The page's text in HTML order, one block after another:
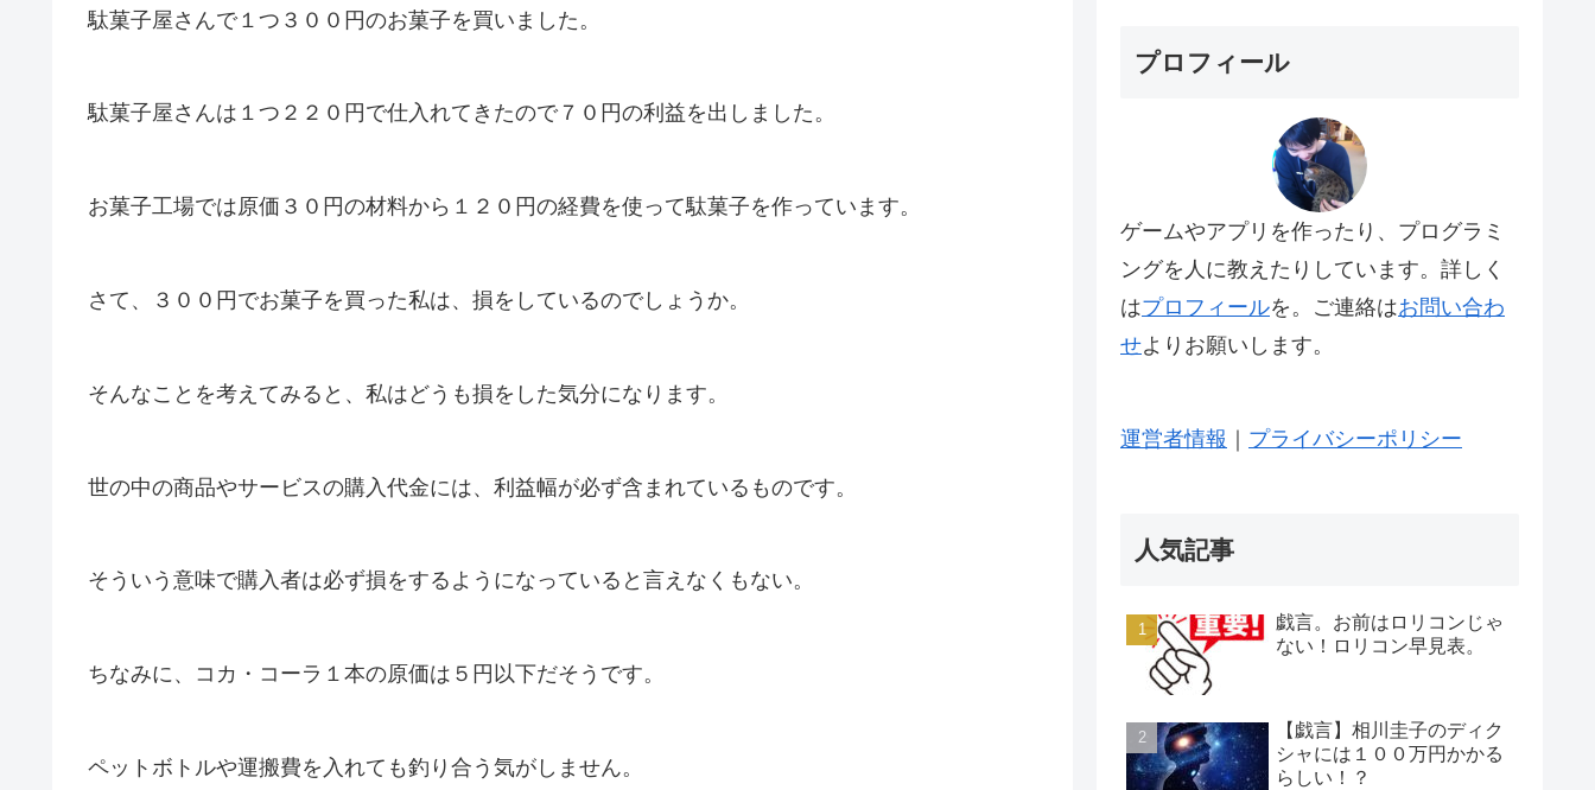
駄菓子屋さんで１つ３００円のお菓子を買いました。
駄菓子屋さんは１つ２２０円で仕入れてきたので７０円の利益を出しました。
お菓子工場では原価３０円の材料から１２０円の経費を使って駄菓子を作っています。
さて、３００円でお菓子を買った私は、損をしているのでしょうか。
そんなことを考えてみると、私はどうも損をした気分になります。
世の中の商品やサービスの購入代金には、利益幅が必ず含まれているものです。
そういう意味で購入者は必ず損をするようになっていると言えなくもない。
ちなみに、コカ・コーラ１本の原価は５円以下だそうです。
ペットボトルや運搬費を入れても釣り合う気がしません。
プロフィール
ゲームやアプリを作ったり、プログラミ
ングを人に教えたりしています。詳しく
はプロフィールを。ご連絡はお問い合わ
せよりお願いします。
運営者情報 プライバシーポリシー
人気記事
戯言。お前はロリコンじゃ
ない！ロリコン早見表。
【戯言】相川圭子のディク
シャには１００万円かかる
らしい！？